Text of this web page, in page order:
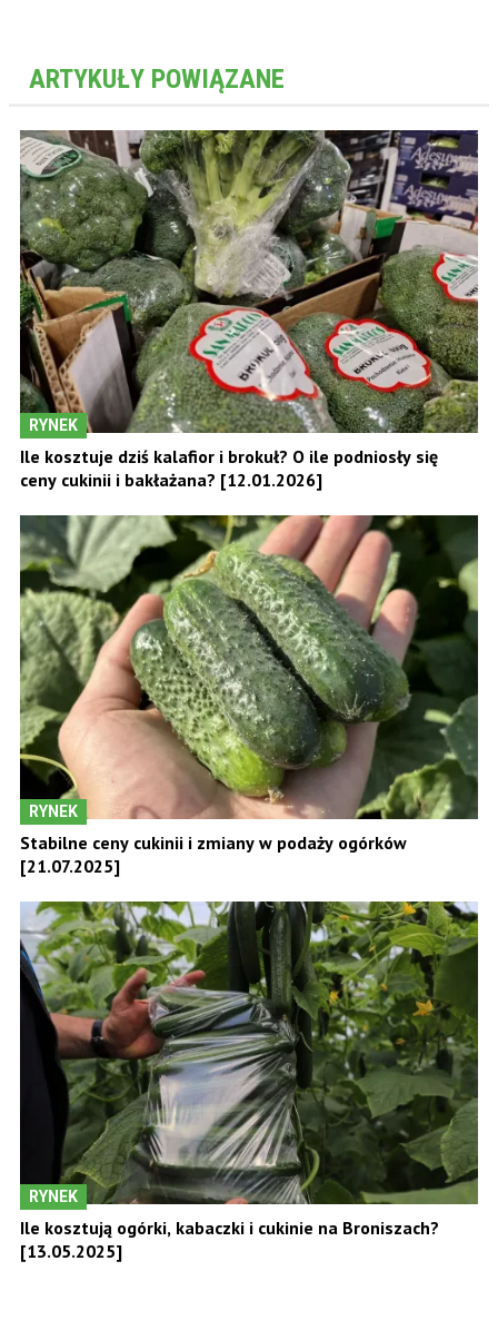
ARTYKUŁY POWIĄZANE
RYNEK
Ile kosztuje dziś kalafior i brokuł? O ile podniosły się
ceny cukinii i bakłażana? [12.01.2026]
RYNEK
Stabilne ceny cukinii i zmiany w podaży ogórków
[21.07.2025]
RYNEK
Ile kosztują ogórki, kabaczki i cukinie na Broniszach?
[13.05.2025]